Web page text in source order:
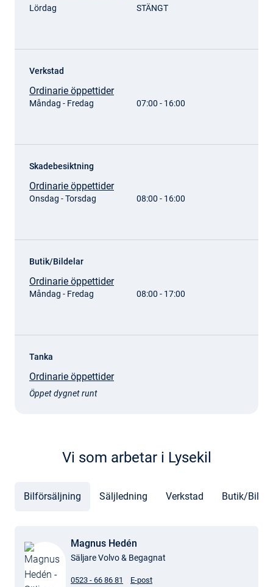
Lördag STÄNGT
Verkstad
Ordinarie öppettider
Måndag - Fredag 07:00 - 16:00
Skadebesiktning
Ordinarie öppettider
Onsdag - Torsdag 08:00 - 16:00
Butik/Bildelar
Ordinarie öppettider
Måndag - Fredag 08:00 - 17:00
Tanka
Ordinarie öppettider
Öppet dygnet runt
Vi som arbetar i Lysekil
Bilförsäljning Säljledning Verkstad Butik/
Magnus Hedén
Säljare Volvo & Begagnat
0523 - 66 86 81 E-post